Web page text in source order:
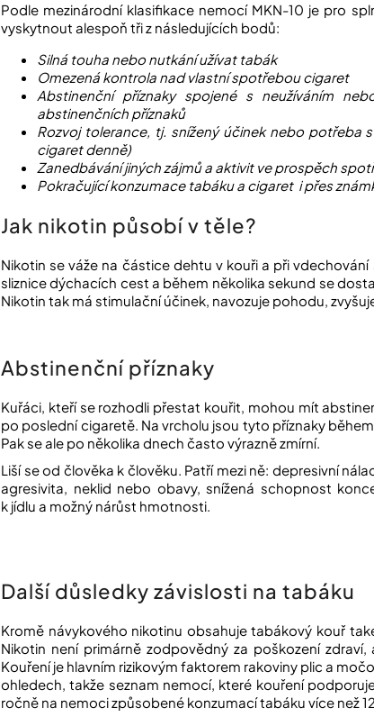
Podle mezinárodní klasifikace nemocí MKN-10 je pro
vyskytnout alespoň tři z následujících bodů:
Silná touha nebo nutkání užívat tabák
Omezená kontrola nad vlastní spotřebou cigaret
Abstinenční příznaky spojené s neužíváním
abstinenčních příznaků
Rozvoj tolerance, tj. snížený účinek nebo potřeba
cigaret denně)
Zanedbávání jiných zájmů a aktivit ve prospěch
Pokračující konzumace tabáku a cigaret i přes
Jak nikotin působí v těle?
Nikotin se váže na částice dehtu v kouři a při
sliznice dýchacích cest a během několika sekund se
Nikotin tak má stimulační účinek, navozuje pohodu,
Abstinenční příznaky
Kuřáci, kteří se rozhodli přestat kouřit, mohou mít
po poslední cigaretě. Na vrcholu jsou tyto příznaky
Pak se ale po několika dnech často výrazně zmírní.
Liší se od člověka k člověku. Patří mezi ně: depresivní
agresivita, neklid nebo obavy, snížená schopnost
k jídlu a možný nárůst hmotnosti.
Další důsledky závislosti na tabáku
Kromě návykového nikotinu obsahuje tabákový kouř
Nikotin není primárně zodpovědný za poškození
Kouření je hlavním rizikovým faktorem rakoviny plic a
ohledech, takže seznam nemocí, které kouření
ročně na nemoci způsobené konzumací tabáku více než